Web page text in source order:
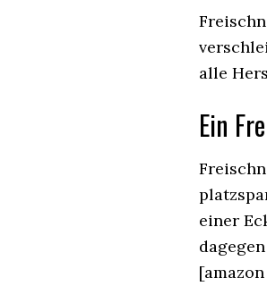
alle
Ein
einer
[amazon